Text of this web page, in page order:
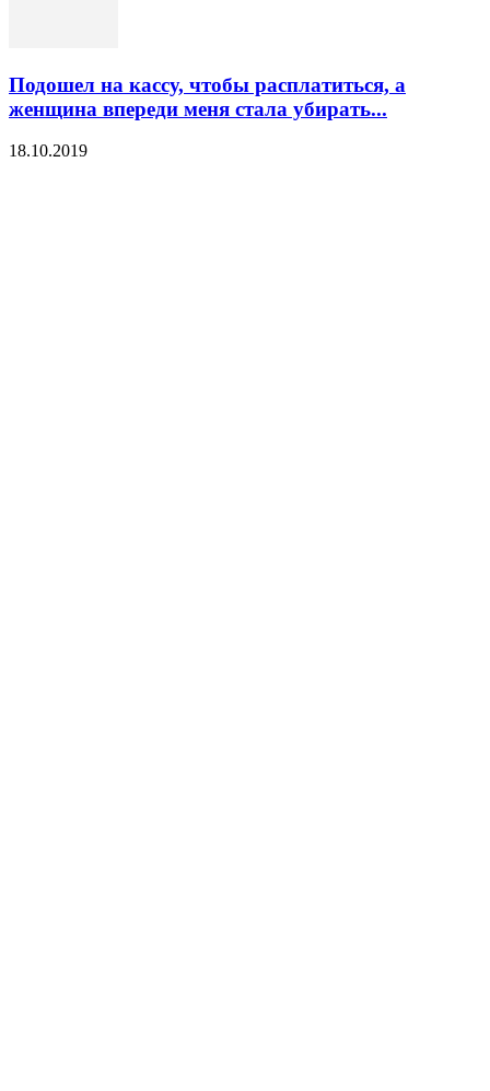
Подошел на кассу, чтобы расплатиться, а
женщина впереди меня стала убирать...
18.10.2019